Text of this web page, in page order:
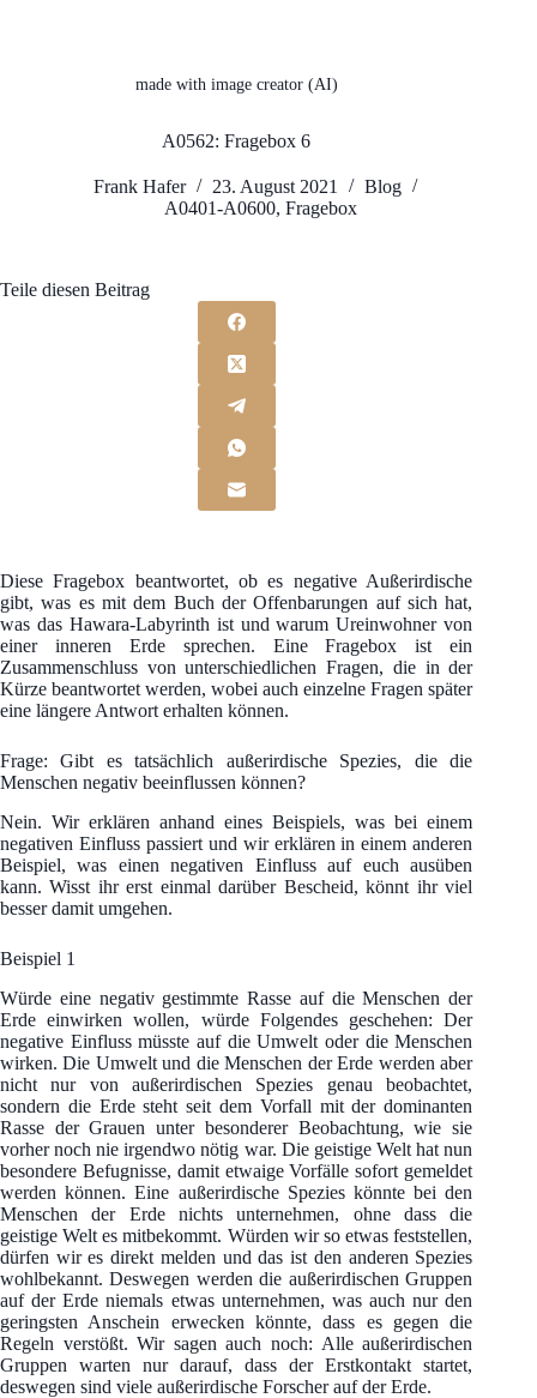
made with image creator (AI)
A0562: Fragebox 6
Frank Hafer 23. August 2021
Blog
A0401-A0600, Fragebox
Teile diesen Beitrag
Diese Fragebox beantwortet, ob es negative Außerirdische
gibt, was es mit dem Buch der Offenbarungen auf sich hat,
was das Hawara-Labyrinth ist und warum Ureinwohner von
einer inneren Erde sprechen. Eine Fragebox ist ein
Zusammenschluss von unterschiedlichen Fragen, die in der
Kürze beantwortet werden, wobei auch einzelne Fragen später
eine längere Antwort erhalten können.
Frage: Gibt es tatsächlich außerirdische Spezies, die die
Menschen negativ beeinflussen können?
Nein. Wir erklären anhand eines Beispiels, was bei einem
negativen Einfluss passiert und wir erklären in einem anderen
Beispiel, was einen negativen Einfluss auf euch ausüben
kann. Wisst ihr erst einmal darüber Bescheid, könnt ihr viel
besser damit umgehen.
Beispiel 1
Würde eine negativ gestimmte Rasse auf die Menschen der
Erde einwirken wollen, würde Folgendes geschehen: Der
negative Einfluss müsste auf die Umwelt oder die Menschen
wirken. Die Umwelt und die Menschen der Erde werden aber
nicht nur von außerirdischen Spezies genau beobachtet,
sondern die Erde steht seit dem Vorfall mit der dominanten
Rasse der Grauen unter besonderer Beobachtung, wie sie
vorher noch nie irgendwo nötig war. Die geistige Welt hat nun
besondere Befugnisse, damit etwaige Vorfälle sofort gemeldet
werden können. Eine außerirdische Spezies könnte bei den
Menschen der Erde nichts unternehmen, ohne dass die
geistige Welt es mitbekommt. Würden wir so etwas feststellen,
dürfen wir es direkt melden und das ist den anderen Spezies
wohlbekannt. Deswegen werden die außerirdischen Gruppen
auf der Erde niemals etwas unternehmen, was auch nur den
geringsten Anschein erwecken könnte, dass es gegen die
Regeln verstößt. Wir sagen auch noch: Alle außerirdischen
Gruppen warten nur darauf, dass der Erstkontakt startet,
deswegen sind viele außerirdische Forscher auf der Erde.